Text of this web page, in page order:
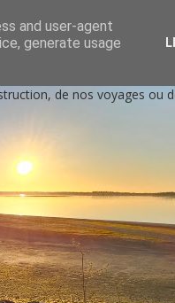
de nos voyages ou
and user-agent
generate usage